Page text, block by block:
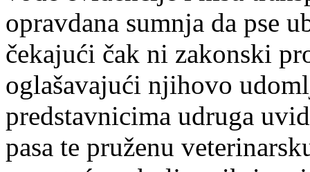
opravdana sumnja da pse
čekajući čak ni zakonski
oglašavajući njihovo
predstavnicima udruga
pasa te pruženu